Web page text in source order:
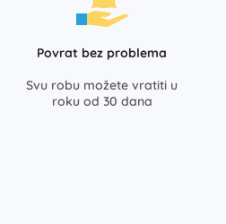
Povrat bez problema
Svu robu možete vratiti u
roku od 30 dana